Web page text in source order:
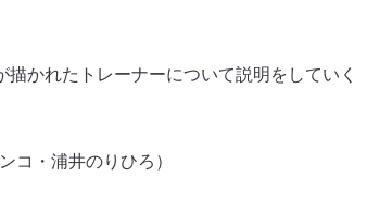
かれたトレーナーについて説明をしていく
コ・浦井のりひろ）